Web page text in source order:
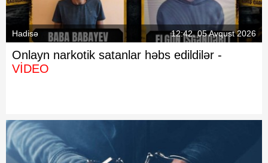
Hadisə 12:42, 05 Avqust 2026
Onlayn narkotik satanlar həbs edildilər -
VİDEO